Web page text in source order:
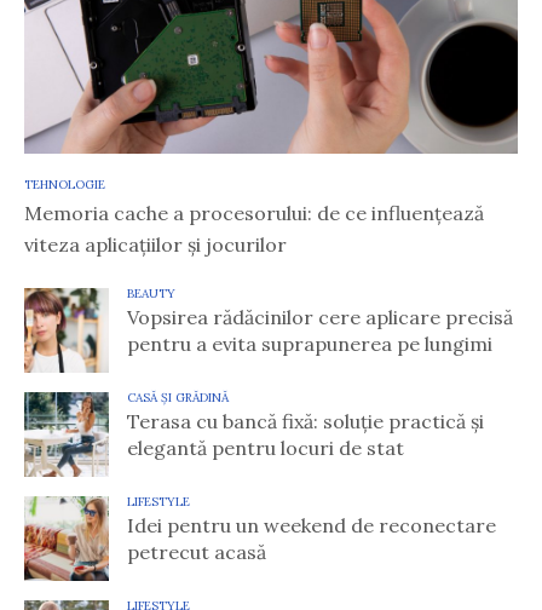
TEHNOLOGIE
Memoria cache a procesorului: de ce influențează
viteza aplicațiilor și jocurilor
BEAUTY
Vopsirea rădăcinilor cere aplicare precisă
pentru a evita suprapunerea pe lungimi
CASĂ ȘI GRĂDINĂ
Terasa cu bancă fixă: soluție practică și
elegantă pentru locuri de stat
LIFESTYLE
Idei pentru un weekend de reconectare
petrecut acasă
LIFESTYLE